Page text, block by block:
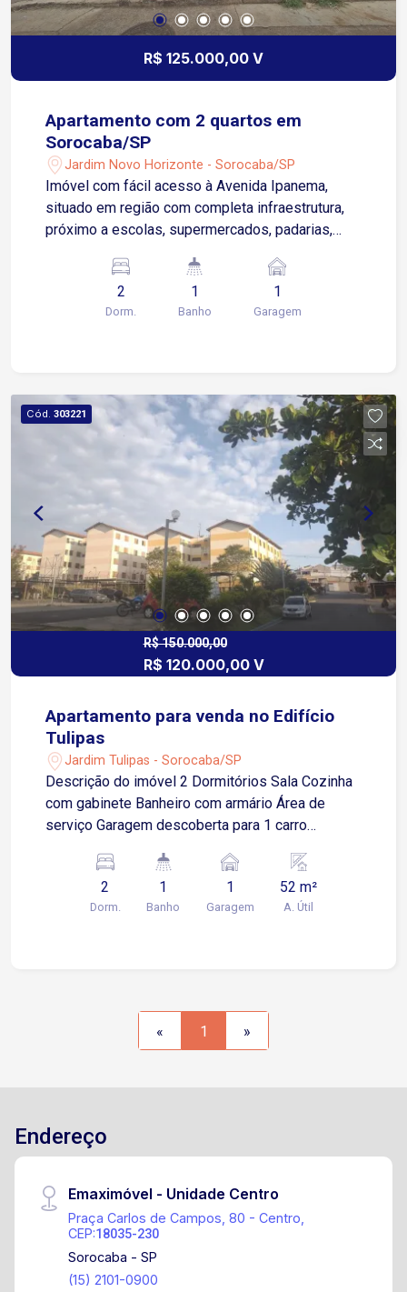
R$ 125.000,00 V
Apartamento com 2 quartos em
Sorocaba/SP
Jardim Novo Horizonte - Sorocaba/SP
Imóvel com fácil acesso à Avenida Ipanema,
situado em região com completa infraestrutura,
próximo a escolas, supermercados, padarias,
Destaques do imóvel: 2 dormitórios bem
distribuídos Sala de estar confortável Cozinha
com gabinete, armário e cooktop Banheiro social
localização. Agende já sua visita e aproveite
essa oportunidade!
2
Dorm.
1
Banho
1
Garagem
Cód. 303221
R$ 150.000,00
R$ 120.000,00 V
Apartamento para venda no Edifício
Tulipas
Jardim Tulipas - Sorocaba/SP
Descrição do imóvel 2 Dormitórios Sala Cozinha
com gabinete Banheiro com armário Área de
serviço Garagem descoberta para 1 carro
Memorial Park no Jd. Tulipas.
2
Dorm.
1
Banho
1
Garagem
52 m²
A. Útil
« 1 »
Endereço
Emaximóvel - Unidade Centro
Praça Carlos de Campos, 80 - Centro,
CEP:18035-230
Sorocaba - SP
(15) 2101-0900